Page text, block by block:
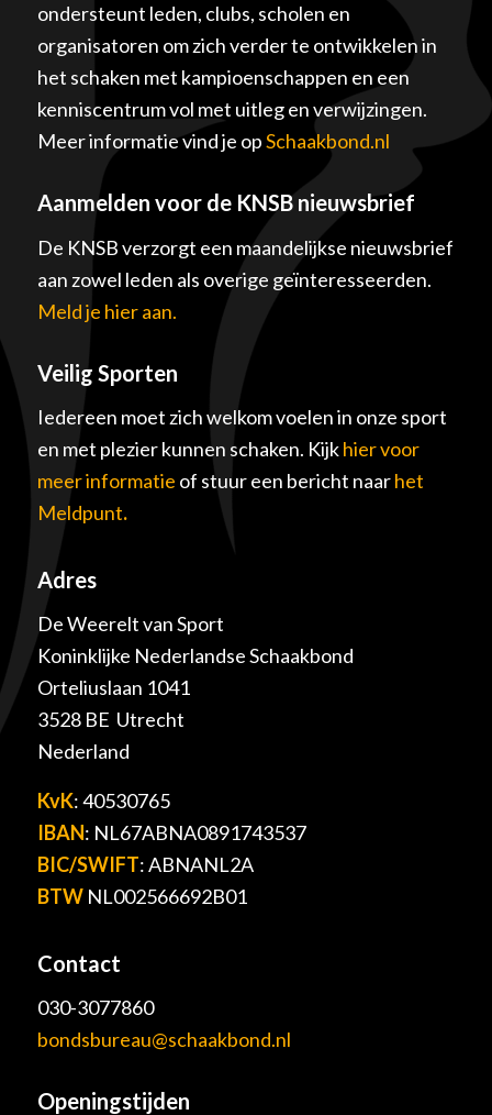
ondersteunt leden, clubs, scholen en
organisatoren om zich verder te ontwikkelen in
het schaken met kampioenschappen en een
kenniscentrum vol met uitleg en verwijzingen.
Meer informatie vind je opSchaakbond.nl
Aanmelden voor de KNSB nieuwsbrief
De KNSB verzorgt een maandelijkse nieuwsbrief
aan zowel leden als overige geïnteresseerden.
Meld je hier aan.
Veilig Sporten
Iedereen moet zich welkom voelen in onze sport
en met plezier kunnen schaken. Kijkhier voor
meer informatie of stuur een bericht naarhet
Meldpunt.
Adres
De Weerelt van Sport
Koninklijke Nederlandse Schaakbond
Orteliuslaan 1041
3528 BE Utrecht
Nederland
KvK: 40530765
IBAN: NL67ABNA0891743537
BIC/SWIFT: ABNANL2A
BTWNL002566692B01
Contact
030-3077860
bondsbureau@schaakbond.nl
Openingstijden